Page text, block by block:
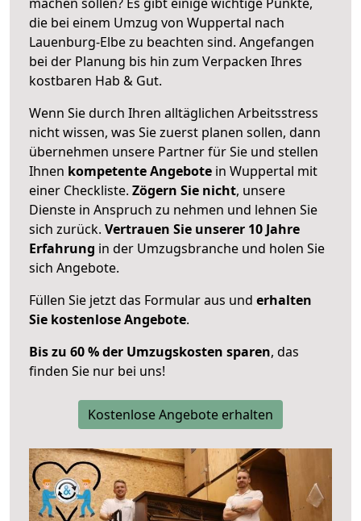
die bei einem Umzug von Wuppertal nach
Lauenburg-Elbe zu beachten sind. Angefangen
bei der Planung bis hin zum Verpacken Ihres
kostbaren Hab & Gut.
Wenn Sie durch Ihren alltäglichen Arbeitsstress
nicht wissen, was Sie zuerst planen sollen, dann
übernehmen unsere Partner für Sie und stellen
Ihnen kompetente Angebote in Wuppertal mit
einer Checkliste. Zögern Sie nicht, unsere
Dienste in Anspruch zu nehmen und lehnen Sie
sich zurück. Vertrauen Sie unserer 10 Jahre
Erfahrung in der Umzugsbranche und holen Sie
sich Angebote.
Füllen Sie jetzt das Formular aus und erhalten
Sie kostenlose Angebote.
Bis zu 60 % der Umzugskosten sparen, das
finden Sie nur bei uns!
Kostenlose Angebote erhalten